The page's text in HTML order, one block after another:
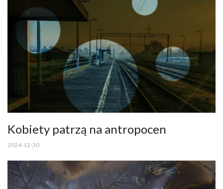
Kobiety patrzą na antropocen
2024-12-30